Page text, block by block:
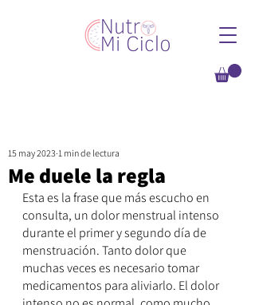
Me duele la regla
15 may 2023 1 min de lectura
Esta es la frase que más escucho en
consulta, un dolor menstrual intenso
durante el primer y segundo día de
menstruación. Tanto dolor que
muchas veces es necesario tomar
medicamentos para aliviarlo. El dolor